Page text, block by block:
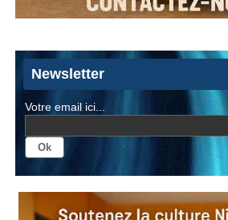
Newsletter
Votre email ici...